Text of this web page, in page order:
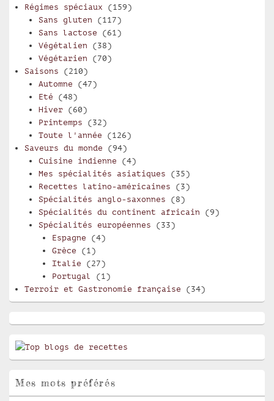
Régimes spéciaux (159)
Sans gluten (117)
Sans lactose (61)
Végétalien (38)
Végétarien (70)
Saisons (210)
Automne (47)
Eté (48)
Hiver(60)
Printemps (32)
Toute l'année (126)
Saveurs du monde (94)
Cuisine indienne (4)
Mes spécialités asiatiques (35)
Recettes latino-américaines (3)
Spécialités anglo-saxonnes (8)
Spécialités du continent africain (9)
Spécialités européennes (33)
Espagne (4)
Grèce (1)
Italie (27)
Portugal
(1)
Terroir et Gastronomie française (34)
Mes mots préférés